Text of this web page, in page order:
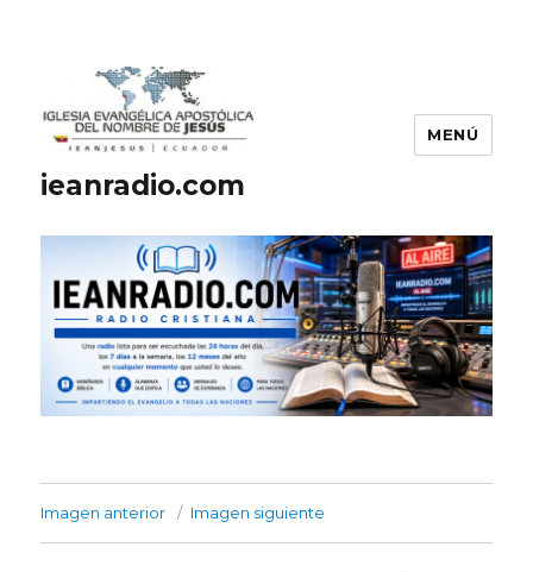
ieanradio.com
MENÚ
Imagen anterior Imagen siguiente